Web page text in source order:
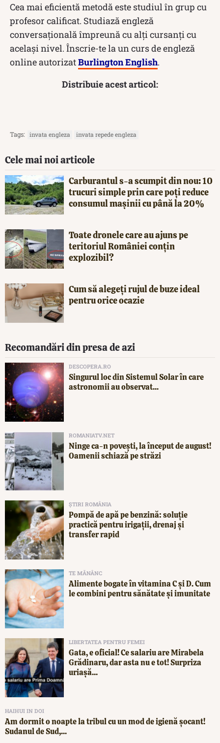
Cea mai eficientă metodă este studiul în grup cu
profesor calificat. Studiază engleză
conversațională împreună cu alți cursanți cu
același nivel. Înscrie-te la un curs de engleză
online autorizatBurlington English.
Distribuie acest articol:
Tags: invata engleza invata repede engleza
Cele mai noi articole
Carburantul s-a scumpit din nou: 10
trucuri simple prin care poți reduce
consumul mașinii cu până la 20%
Toate dronele care au ajuns pe
teritoriul României conțin
explozibil?
Cum să alegeți rujul de buze ideal
pentru orice ocazie
Recomandări din presa de azi
DESCOPERA.RO
Singurul loc din Sistemul Solar în care
astronomii au observat...
ROMANIATV.NET
Ninge ca-n povești, la început de august!
Oamenii schiază pe străzi
ȘTIRI ROMÂNIA
Pompă de apă pe benzină: soluție
practică pentru irigații, drenaj și
transfer rapid
TE MĂNÂNC
Alimente bogate în vitamina C și D. Cum
le combini pentru sănătate și imunitate
LIBERTATEA PENTRU FEMEI
Gata, e oficial! Ce salariu are Mirabela
Grădinaru, dar asta nu e tot! Surpriza
uriașă...
HAIHUI IN DOI
Am dormit o noapte la tribul cu un mod de igienă șocant!
Sudanul de Sud,...